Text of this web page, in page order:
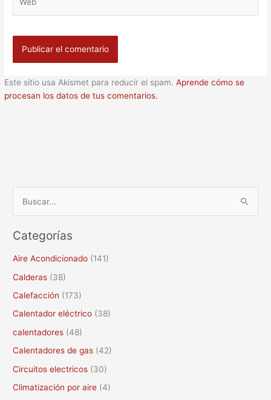
Este sitio usa Akismet para reducir el spam.Aprende cómo se
procesan los datos de tus comentarios.
s
o
r
:
Categorías
Aire Acondicionado (141)
Calderas (38)
Calefacción (173)
Calentador eléctrico (38)
calentadores (48)
Calentadores de gas (42)
Circuitos electricos (30)
Climatización por aire (4)